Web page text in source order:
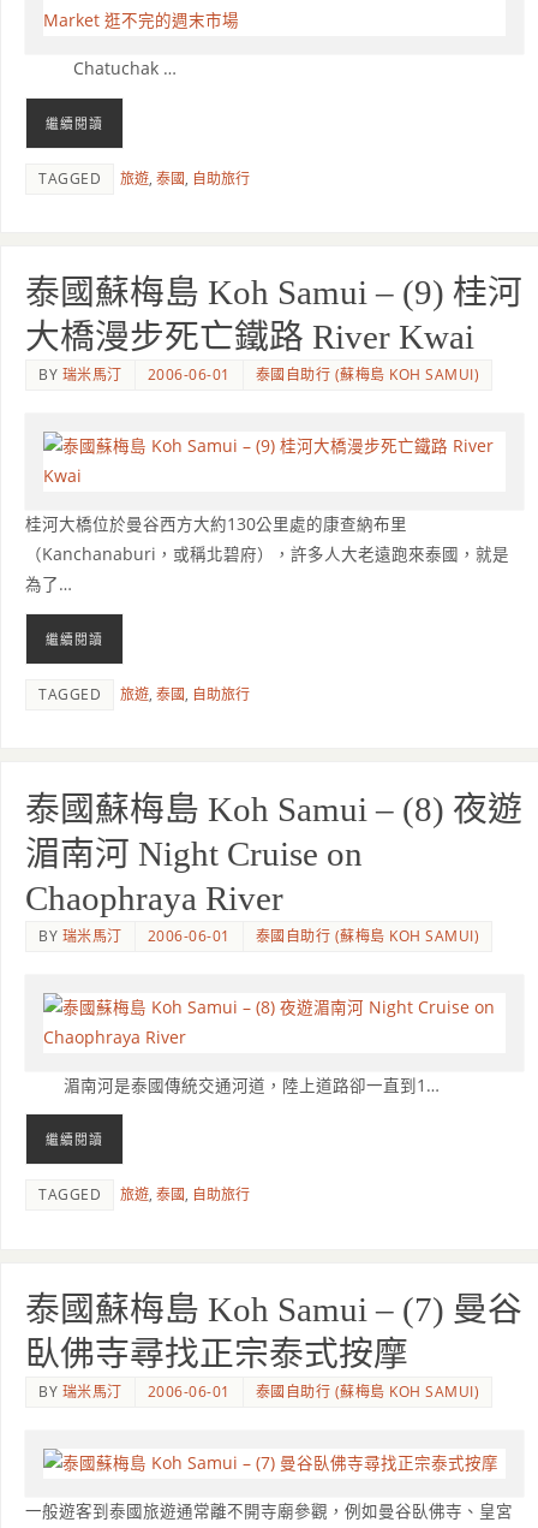
Chatuchak …
繼續閱讀
TAGGED 旅遊,泰國, 自助旅行
泰國蘇梅島 Koh Samui – (9) 桂河
大橋漫步死亡鐵路 River Kwai
BY 瑞米馬汀 2006-06-01 泰國自助行 (蘇梅島 KOH SAMUI)
桂河大橋位於曼谷西方大約130公里處的康查納布里
（Kanchanaburi，或稱北碧府），許多人大老遠跑來泰國，就是
為了…
繼續閱讀
TAGGED 旅遊,泰國, 自助旅行
泰國蘇梅島 Koh Samui – (8) 夜遊
湄南河 Night Cruise on
Chaophraya River
BY 瑞米馬汀 2006-06-01 泰國自助行 (蘇梅島 KOH SAMUI)
湄南河是泰國傳統交通河道，陸上道路卻一直到1…
繼續閱讀
TAGGED 旅遊,泰國, 自助旅行
泰國蘇梅島 Koh Samui – (7) 曼谷
臥佛寺尋找正宗泰式按摩
BY 瑞米馬汀 2006-06-01 泰國自助行 (蘇梅島 KOH SAMUI)
一般遊客到泰國旅遊通常離不開寺廟參觀，例如曼谷臥佛寺、皇宮